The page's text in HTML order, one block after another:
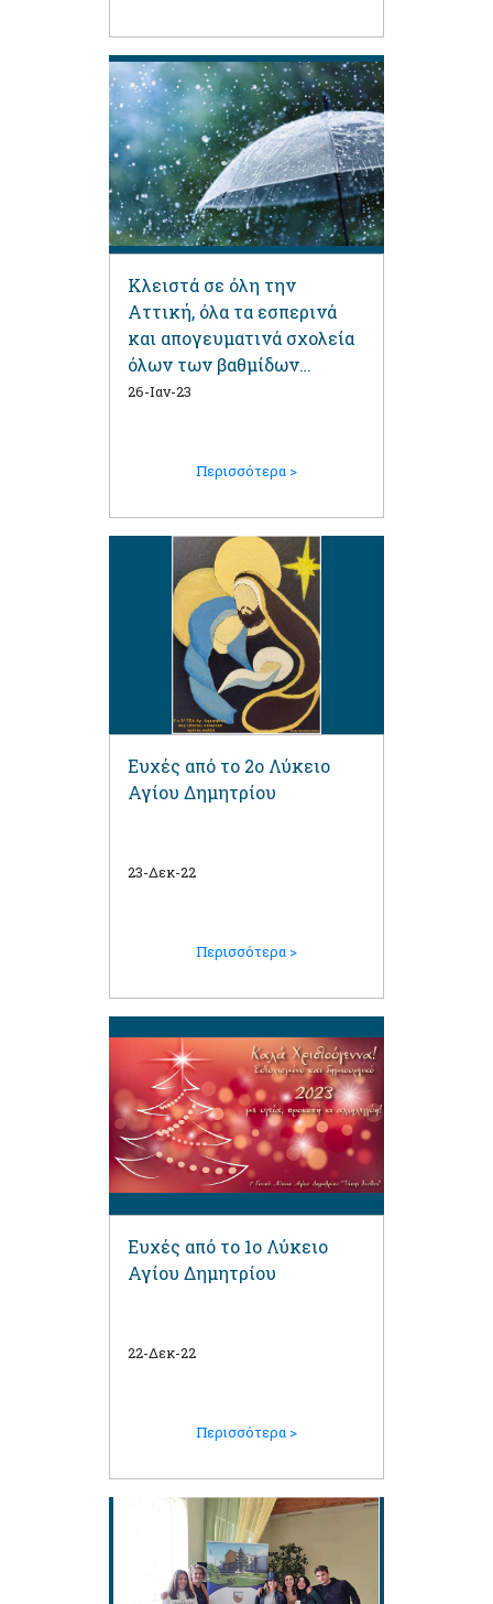
Κλειστά σε όλη την
Αττική, όλα τα εσπερινά
και απογευματινά σχολεία
όλων των βαθμίδων
εκπαίδευσης
26-Ιαν-23
Περισσότερα >
Ευχές από το 2ο Λύκειο
Αγίου Δημητρίου
23-Δεκ-22
Περισσότερα >
Ευχές από το 1ο Λύκειο
Αγίου Δημητρίου
22-Δεκ-22
Περισσότερα >